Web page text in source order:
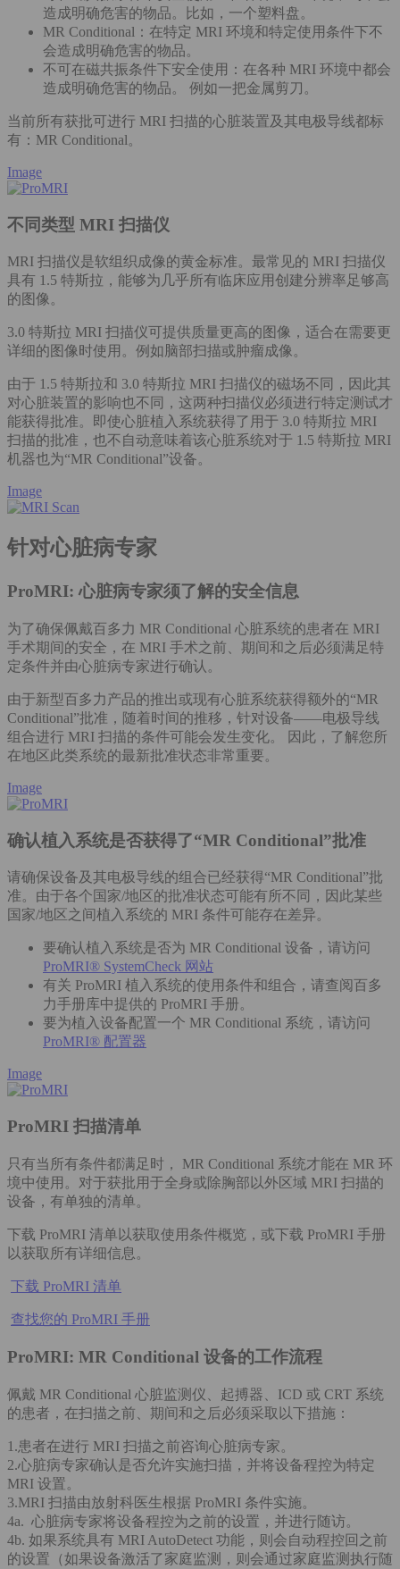
造成明确危害的物品。比如，一个塑料盘。
MR Conditional：在特定 MRI 环境和特定使用条件下不
会造成明确危害的物品。
不可在磁共振条件下安全使用：在各种 MRI 环境中都会
造成明确危害的物品。 例如一把金属剪刀。
当前所有获批可进行 MRI 扫描的心脏装置及其电极导线都标
有：MR Conditional。
Image
不同类型 MRI 扫描仪
MRI 扫描仪是软组织成像的黄金标准。最常见的 MRI 扫描仪
具有 1.5 特斯拉，能够为几乎所有临床应用创建分辨率足够高
的图像。
3.0 特斯拉 MRI 扫描仪可提供质量更高的图像，适合在需要更
详细的图像时使用。例如脑部扫描或肿瘤成像。
由于 1.5 特斯拉和 3.0 特斯拉 MRI 扫描仪的磁场不同，因此其
对心脏装置的影响也不同，这两种扫描仪必须进行特定测试才
能获得批准。即使心脏植入系统获得了用于 3.0 特斯拉 MRI
扫描的批准，也不自动意味着该心脏系统对于 1.5 特斯拉 MRI
机器也为“MR Conditional”设备。
Image
针对心脏病专家
ProMRI: 心脏病专家须了解的安全信息
为了确保佩戴百多力 MR Conditional 心脏系统的患者在 MRI
手术期间的安全，在 MRI 手术之前、期间和之后必须满足特
定条件并由心脏病专家进行确认。
由于新型百多力产品的推出或现有心脏系统获得额外的“MR
Conditional”批准，随着时间的推移，针对设备——电极导线
组合进行 MRI 扫描的条件可能会发生变化。 因此，了解您所
在地区此类系统的最新批准状态非常重要。
Image
确认植入系统是否获得了“MR Conditional”批准
请确保设备及其电极导线的组合已经获得“MR Conditional”批
准。由于各个国家/地区的批准状态可能有所不同，因此某些
国家/地区之间植入系统的 MRI 条件可能存在差异。
要确认植入系统是否为 MR Conditional 设备，请访问
ProMRI® SystemCheck 网站
有关 ProMRI 植入系统的使用条件和组合，请查阅百多
力手册库中提供的 ProMRI 手册。
要为植入设备配置一个 MR Conditional 系统，请访问
ProMRI® 配置器
Image
ProMRI 扫描清单
只有当所有条件都满足时， MR Conditional 系统才能在 MR 环
境中使用。对于获批用于全身或除胸部以外区域 MRI 扫描的
设备，有单独的清单。
下载 ProMRI 清单以获取使用条件概览，或下载 ProMRI 手册
以获取所有详细信息。
下载 ProMRI 清单
查找您的 ProMRI 手册
ProMRI: MR Conditional 设备的工作流程
佩戴 MR Conditional 心脏监测仪、起搏器、ICD 或 CRT 系统
的患者，在扫描之前、期间和之后必须采取以下措施：
1.患者在进行 MRI 扫描之前咨询心脏病专家。
2.心脏病专家确认是否允许实施扫描，并将设备程控为特定
MRI 设置。
3.MRI 扫描由放射科医生根据 ProMRI 条件实施。
4a. 心脏病专家将设备程控为之前的设置，并进行随访。
4b. 如果系统具有 MRI AutoDetect 功能，则会自动程控回之前
的设置（如果设备激活了家庭监测，则会通过家庭监测执行随